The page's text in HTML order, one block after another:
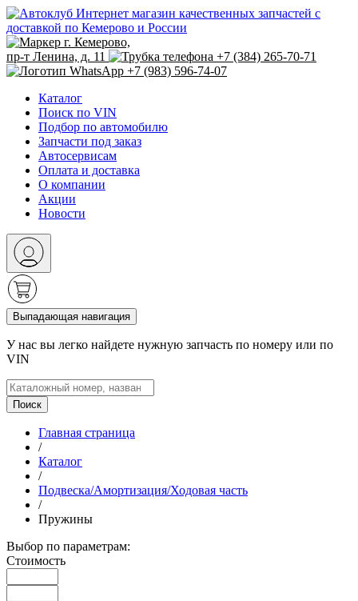
Интернет магазин качественных запчастей с
доставкой по Кемерово и России
г. Кемерово,
пр-т Ленина, д. 11
+7 (384) 265-70-71
+7 (983) 596-74-07
Каталог
Поиск по VIN
Подбор по автомобилю
Запчасти под заказ
Автосервисам
Оплата и доставка
О компании
Акции
Новости
Выпадающая навигация
У нас вы легко найдете нужную запчасть по номеру или по
VIN
Поиск
Главная страница
/
Каталог
/
Подвеска/Амортизация/Ходовая часть
/
Пружины
Выбор по параметрам:
Стоимость